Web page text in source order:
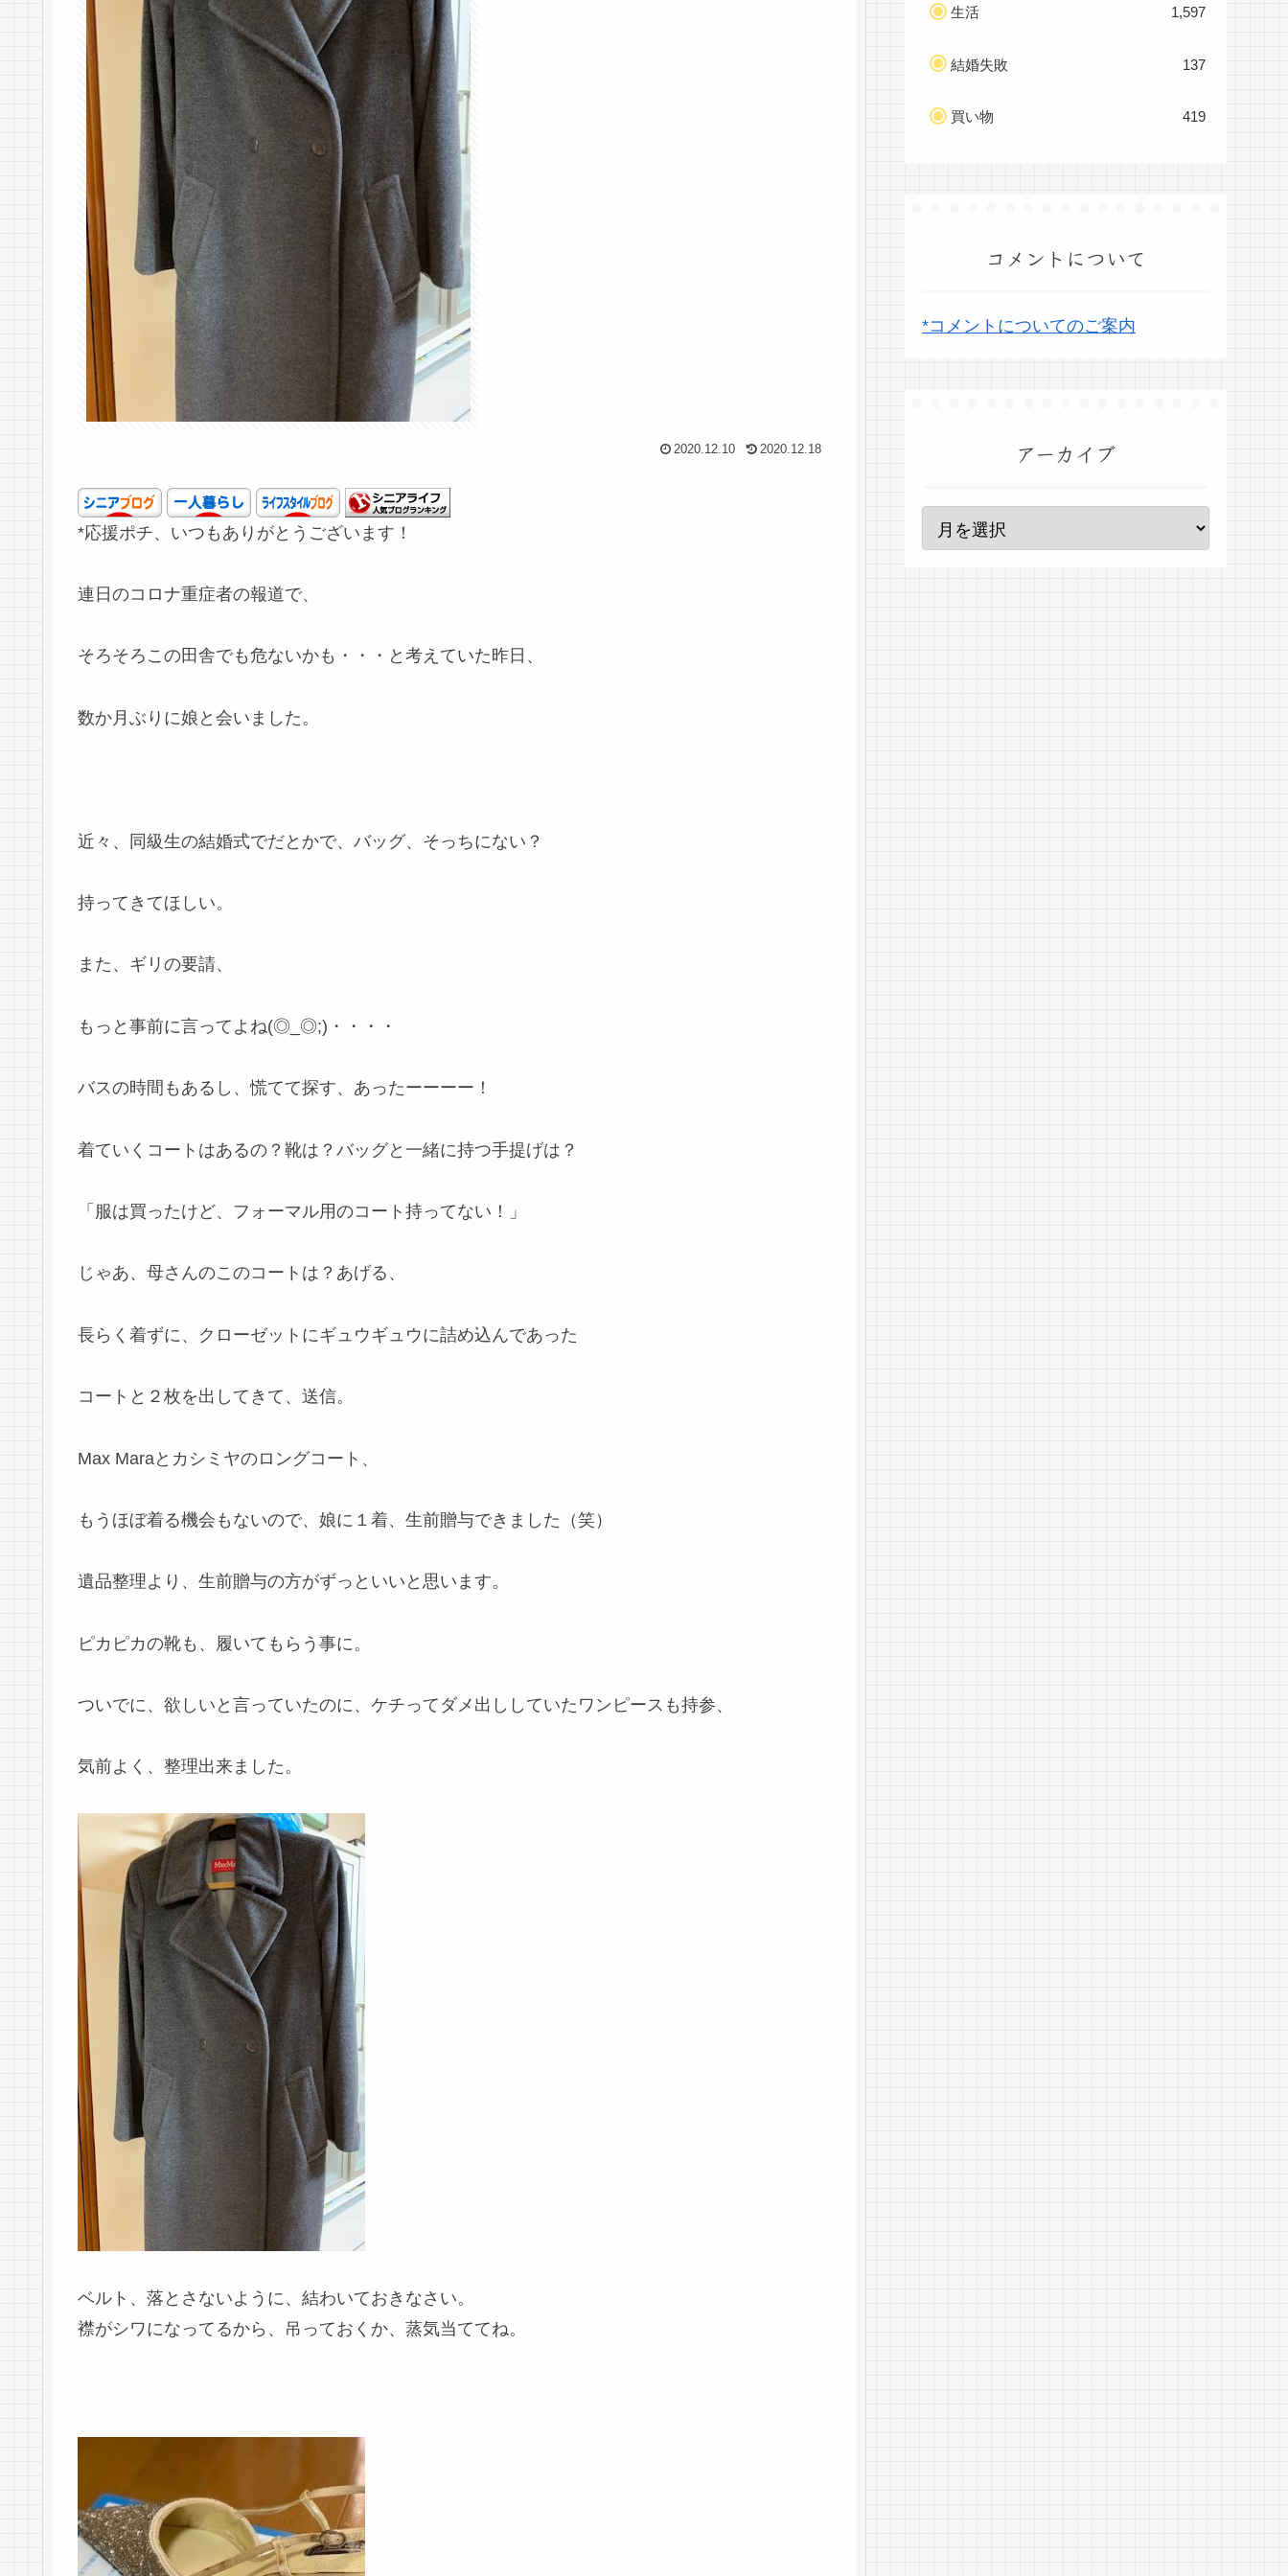
2020.12.10 2020.12.18
*応援ポチ、いつもありがとうございます！
連日のコロナ重症者の報道で、
そろそろこの田舎でも危ないかも・・・と考えていた昨日、
数か月ぶりに娘と会いました。
近々、同級生の結婚式でだとかで、バッグ、そっちにない？
持ってきてほしい。
また、ギリの要請、
もっと事前に言ってよね(◎_◎;)・・・・
バスの時間もあるし、慌てて探す、あったーーーー！
着ていくコートはあるの？靴は？バッグと一緒に持つ手提げは？
「服は買ったけど、フォーマル用のコート持ってない！」
じゃあ、母さんのこのコートは？あげる、
長らく着ずに、クローゼットにギュウギュウに詰め込んであった
コートと２枚を出してきて、送信。
Max Maraとカシミヤのロングコート、
もうほぼ着る機会もないので、娘に１着、生前贈与できました（笑）
遺品整理より、生前贈与の方がずっといいと思います。
ピカピカの靴も、履いてもらう事に。
ついでに、欲しいと言っていたのに、ケチってダメ出ししていたワンピースも持参、
気前よく、整理出来ました。
ベルト、落とさないように、結わいておきなさい。
襟がシワになってるから、吊っておくか、蒸気当ててね。
生活 1,597
結婚失敗 137
買い物 419
コメントについて
*コメントについてのご案内
アーカイブ